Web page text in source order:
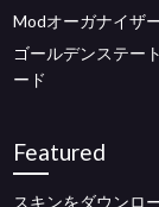
Modオーガナイザ
ゴールデンステー
ード
Featured
スキンをダウンロ